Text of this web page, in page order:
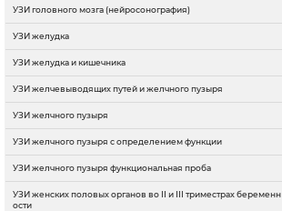
УЗИ головного мозга (нейросонография)
УЗИ желудка
УЗИ желудка и кишечника
УЗИ желчевыводящих путей и желчного пузыря
УЗИ желчного пузыря
УЗИ желчного пузыря с определением функции
УЗИ желчного пузыря функциональная проба
УЗИ женских половых органов во II и III триместрах беременн
ости